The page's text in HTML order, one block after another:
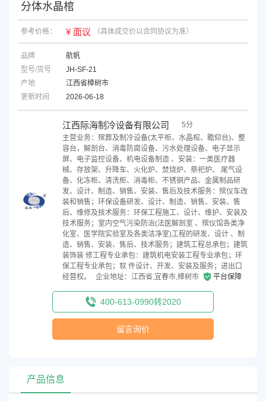
分体水晶棺
参考价格： ¥ 面议 （具体成交价以合同协议为准）
品牌
航帆
型号/货号
JH-SF-21
产地
江西省樟树市
更新时间
2026-06-18
江西际海制冷设备有限公司
5分
主营业务：殡葬及制冷设备(太平柜、水晶棺、瞻仰台)、整
容台，解剖台、消毒防腐设备、污水处理设备、电子显示
屏、电子监控设备、机电设备制造 、安装：一类医疗器
械、存放架、升降车、火化炉、焚烧炉、祭祀炉、 尾气设
备、化冻柜、清洗柜、消毒柜、不锈钢产品、金属制品研
发、设计、制造、销售、安装、售后及技术服务：殡仪车改
装和销售；环保设备研发、设计、制造、销售、安装、售
后、维修及技术服务：环保工程施工、设计、维护、安装及
技术服务；室内空气污染防治(法医解剖室 、殡仪馆各类净
化室、医学院实验室及各类洁净室)工程的研发、设计 、制
造、销售、安装、售后、技术服务；建筑工程总承包；建筑
装饰装 修工程专业承包：建筑机电安装工程专业承包；环
保工程专业承包；软 件设计、开发、安装及服务；进出口
经营权。
企业地址：江西省,宜春市,樟树市 平台保障
400-613-0990转2020
留言询价
产品信息